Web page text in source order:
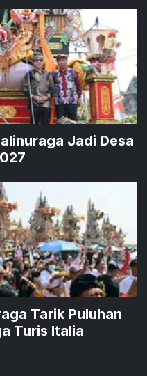
Jadi Desa
Tarik Puluhan
Turis Italia